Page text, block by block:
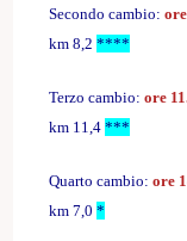
Secondo cambio:
km 8,2****
Terzo cambio: ore
km 11,4***
Quarto cambio: ore
km 7,0*